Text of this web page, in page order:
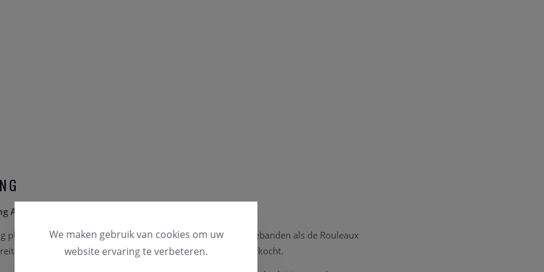
– 18 mm
plooisluiting A18DSA is geschikt voor zowel lederen horlogebanden als de Rouleaux
Chronomat-horloge. De sluiting wordt afzonderlijk verkocht.
We maken gebruik van cookies om uw
website ervaring te verbeteren.